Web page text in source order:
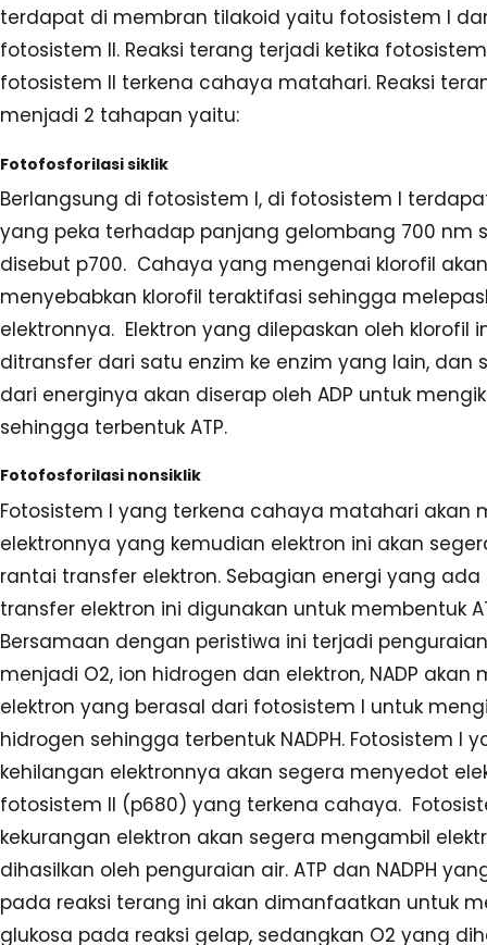
terdapat di membran tilakoid yaitu fotosistem I
fotosistem II. Reaksi terang terjadi ketika
fotosistem II terkena cahaya matahari. Reaksi
menjadi 2 tahapan yaitu:
Fotofosforilasi siklik
Berlangsung di fotosistem I, di fotosistem I
yang peka terhadap panjang gelombang 700 nm
disebut p700. Cahaya yang mengenai klorofil akan
menyebabkan klorofil teraktifasi sehingga
elektronnya. Elektron yang dilepaskan oleh klorofil
ditransfer dari satu enzim ke enzim yang lain, dan
dari energinya akan diserap oleh ADP untuk
sehingga terbentuk ATP.
Fotofosforilasi nonsiklik
Fotosistem I yang terkena cahaya matahari akan
elektronnya yang kemudian elektron ini akan
rantai transfer elektron. Sebagian energi yang ada
transfer elektron ini digunakan untuk membentuk
Bersamaan dengan peristiwa ini terjadi
menjadi O2, ion hidrogen dan elektron, NADP akan
elektron yang berasal dari fotosistem I untuk
hidrogen sehingga terbentuk NADPH. Fotosistem I
kehilangan elektronnya akan segera menyedot
fotosistem II (p680) yang terkena cahaya.
kekurangan elektron akan segera mengambil
dihasilkan oleh penguraian air. ATP dan NADPH
pada reaksi terang ini akan dimanfaatkan untuk
glukosa pada reaksi gelap, sedangkan O2 yang